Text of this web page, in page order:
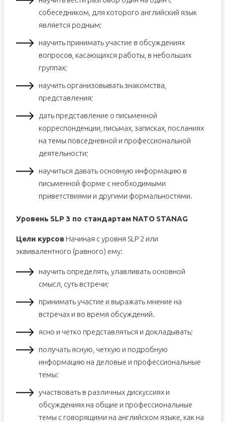
собеседником, для которого английский язык
является родным;
научить принимать участие в обсуждениях
вопросов, касающихся работы, в небольших
группах;
научить организовывать знакомства,
представления;
дать представление о письменной
корреспонденции, письмах, записках, посланиях
на темы повседневной и профессиональной
деятельности;
научиться давать основную информацию в
письменной форме с необходимыми
приветствиями и другими формальностями.
Уровень SLP 3 по стандартам NATO STANAG
Цели курсовНачиная с уровня SLP 2 или
эквивалентного (равного) ему:
научить определять, улавливать основной
смысл, суть встречи;
принимать участие и выражать мнение на
встречах и во время обсуждений.
ясно и четко представляться и докладывать;
получать ясную, четкую и подробную
информацию на деловые и профессиональные
темы;
участвовать в различных дискуссиях и
обсуждениях на общие и профессиональные
темы с говорящими на английском языке, как на